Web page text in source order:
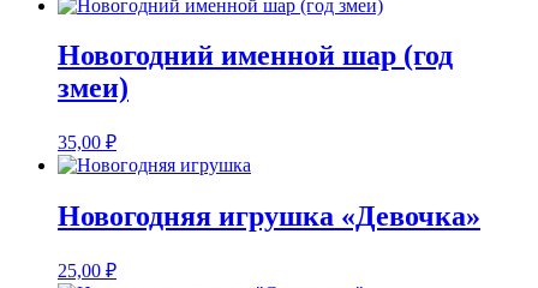
Новогодний именной шар (год
змеи)
35,00 ₽
Новогодняя игрушка «Девочка»
25,00 ₽